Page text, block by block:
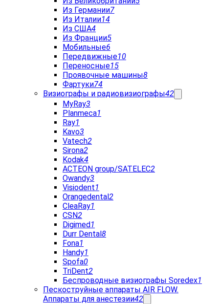
Из Германии7
Из Италии14
Из США4
Из Франции5
Мобильные6
Передвижные10
Переносные15
Проявочные машины8
Фартуки74
Визиографы и радиовизиографы42
MyRay3
Planmeca1
Ray1
Kavo3
Vatech2
Sirona2
Kodak4
ACTEON group/SATELEC2
Owandy3
Visiodent1
Orangedental2
CleaRay1
CSN2
Digimed1
Durr Dental8
Fona1
Handy1
Spofa0
TriDent2
Беспроводные визиографы Soredex1
Пескоструйные аппараты AIR FLOW.
Аппараты для анестезии42